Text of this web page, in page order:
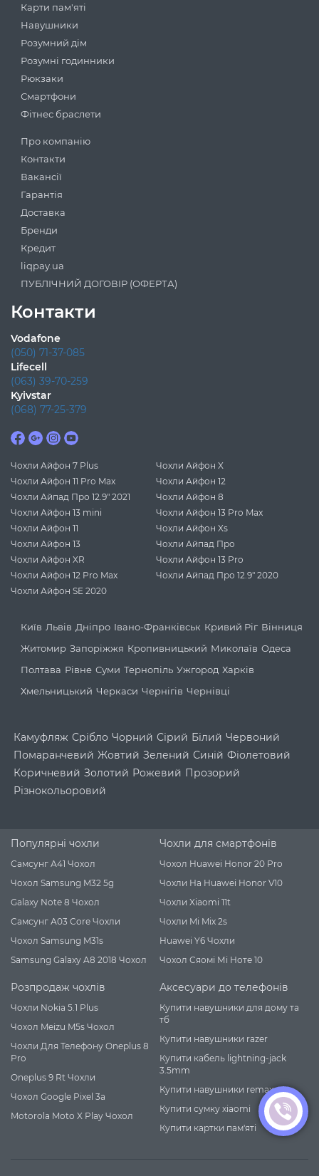
Карти пам'яті
Навушники
Розумний дім
Розумні годинники
Рюкзаки
Смартфони
Фітнес браслети
Про компанію
Контакти
Вакансії
Гарантія
Доставка
Бренди
Кредит
liqpay.ua
ПУБЛІЧНИЙ ДОГОВІР (ОФЕРТА)
Контакти
Vodafone
(050) 71-37-085
Lifecell
(063) 39-70-259
Kyivstar
(068) 77-25-379
Чохли Айфон 7 Plus
Чохли Айфон X
Чохли Айфон 11 Pro Max
Чохли Айфон 12
Чохли Айпад Про 12.9" 2021
Чохли Айфон 8
Чохли Айфон 13 mini
Чохли Айфон 13 Pro Max
Чохли Айфон 11
Чохли Айфон Xs
Чохли Айфон 13
Чохли Айпад Про
Чохли Айфон XR
Чохли Айфон 13 Pro
Чохли Айфон 12 Pro Max
Чохли Айпад Про 12.9" 2020
Чохли Айфон SE 2020
Київ Львів Дніпро Івано-Франківськ Кривий Ріг Вінниця
Житомир Запоріжжя Кропивницький Миколаїв Одеса
Полтава Рівне Суми Тернопіль Ужгород Харків
Хмельницький Черкаси Чернігів Чернівці
Камуфляж Срібло Чорний Сірий Білий Червоний
Помаранчевий Жовтий Зелений Синій Фіолетовий
Коричневий Золотий Рожевий Прозорий
Різнокольоровий
Популярні чохли
Самсунг А41 Чохол
Чохол Samsung M32 5g
Galaxy Note 8 Чохол
Самсунг А03 Core Чохли
Чохол Samsung M31s
Samsung Galaxy A8 2018 Чохол
Чохли для смартфонів
Чохол Huawei Honor 20 Pro
Чохли На Huawei Honor V10
Чохли Xiaomi 11t
Чохли Mi Mix 2s
Huawei Y6 Чохли
Чохол Сяомі Мі Ноте 10
Розпродаж чохлів
Чохли Nokia 5.1 Plus
Чохол Meizu M5s Чохол
Чохли Для Телефону Oneplus 8
Pro
Oneplus 9 Rt Чохли
Чохол Google Pixel 3a
Motorola Moto X Play Чохол
Аксесуари до телефонів
Купити навушники для дому та
тб
Купити навушники razer
Купити кабель lightning-jack
3.5mm
Купити навушники remax
Купити сумку xiaomi
Купити картки пам'яті